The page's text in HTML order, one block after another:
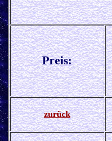
Preis:
zurück